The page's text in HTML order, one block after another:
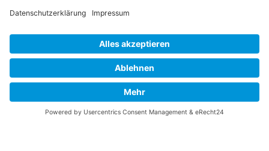
INFO
Über diese B-17 Webseite
Kontakt
Datenschutzerklärung